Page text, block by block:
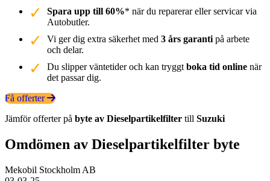
Spara upp till 60%* när du reparerar eller servicar via
Autobutler.
Vi ger dig extra säkerhet med 3 års garanti på arbete
och delar.
Du slipper väntetider och kan tryggt boka tid online när
det passar dig.
Få offerter
Jämför offerter på byte av Dieselpartikelfilter till Suzuki
Omdömen av Dieselpartikelfilter byte
Mekobil Stockholm AB